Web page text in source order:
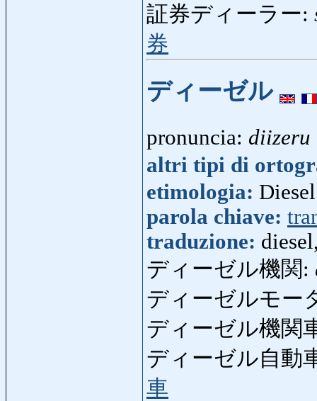
証券ディーラー:
券
ディーゼル
pronuncia: diizeru
altri tipi di
etimologia:
parola chiave:
traduzione:
ディーゼル機関:
ディーゼルモー
ディーゼル機関
ディーゼル自動
車